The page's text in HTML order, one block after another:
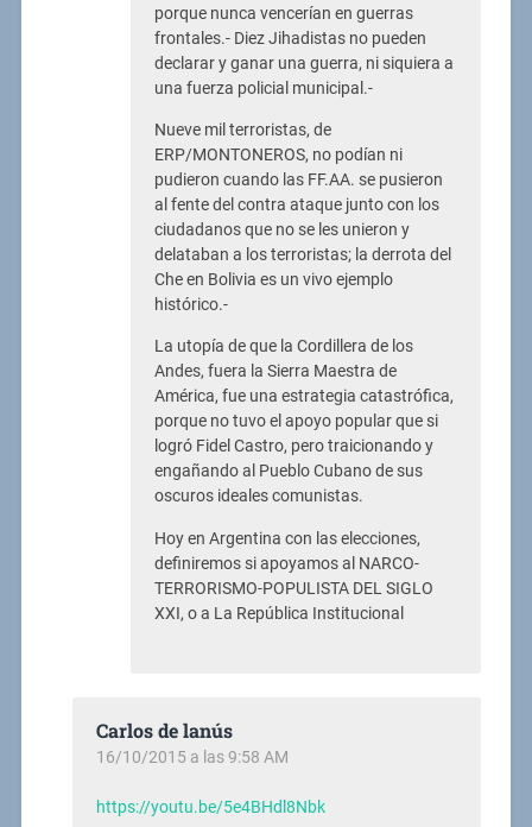
porque nunca vencerían en guerras
frontales.- Diez Jihadistas no pueden
declarar y ganar una guerra, ni siquiera a
una fuerza policial municipal.-
Nueve mil terroristas, de
ERP/MONTONEROS, no podían ni
pudieron cuando las FF.AA. se pusieron
al fente del contra ataque junto con los
ciudadanos que no se les unieron y
delataban a los terroristas; la derrota del
Che en Bolivia es un vivo ejemplo
histórico.-
La utopía de que la Cordillera de los
Andes, fuera la Sierra Maestra de
América, fue una estrategia catastrófica,
porque no tuvo el apoyo popular que si
logró Fidel Castro, pero traicionando y
engañando al Pueblo Cubano de sus
oscuros ideales comunistas.
Hoy en Argentina con las elecciones,
definiremos si apoyamos al NARCO-
TERRORISMO-POPULISTA DEL SIGLO
XXI, o a La República Institucional
Carlos de lanús
16/10/2015 a las 9:58 AM
https://youtu.be/5e4BHdl8Nbk